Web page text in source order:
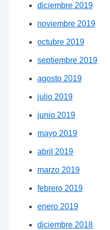
diciembre 2019
noviembre 2019
octubre 2019
septiembre 2019
agosto 2019
julio 2019
junio 2019
mayo 2019
abril 2019
marzo 2019
febrero 2019
enero 2019
diciembre 2018